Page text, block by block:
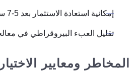
إمكانية استعادة الاستثمار بعد 5-7 سنوات
تقليل العبء البيروقراطي في
المخاطر ومعايير الاختيار